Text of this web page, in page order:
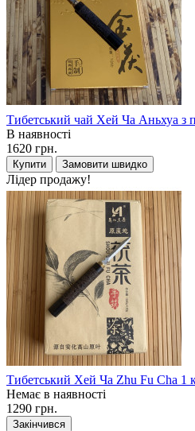
Тибетський чай Хей Ча Аньхуа з
В наявності
1620 грн.
Купити Замовити швидко
Лідер продажу!
Тибетський Хей Ча Zhu Fu Cha 1
Немає в наявності
1290 грн.
Закінчився